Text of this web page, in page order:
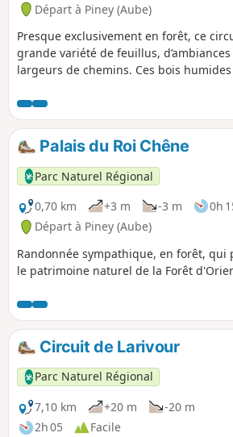
Départ à Piney (Aube)
Presque exclusivement en forêt, ce
grande variété de feuillus,
largeurs de chemins. Ces bois
en plus rare.
Palais du Roi Chêne
Parc Naturel Régional
0,70 km
+3 m -3 m 0h
Départ à Piney (Aube)
Randonnée sympathique, en forêt, qui
le patrimoine naturel de la Forêt
Circuit de Larivour
Parc Naturel Régional
7,10 km
+20 m
-20 m
2h 05
Facile